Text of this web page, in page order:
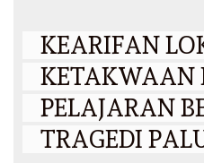
KEARIFAN
KETAKWAAN
PELAJARAN
TRAGEDI